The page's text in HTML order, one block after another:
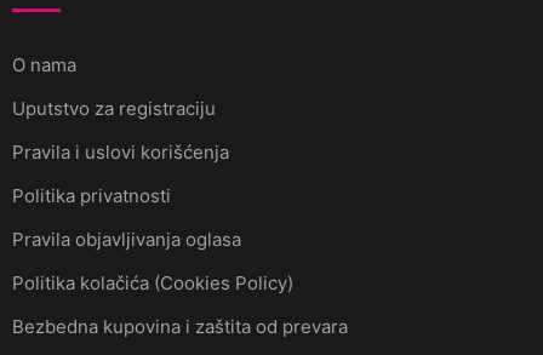
O nama
Uputstvo za registraciju
Pravila i uslovi korišćenja
Politika privatnosti
Pravila objavljivanja oglasa
Politika kolačića (Cookies Policy)
Bezbedna kupovina i zaštita od prevara